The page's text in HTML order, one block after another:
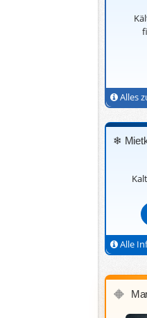
Alles
❄
Alle
🔶